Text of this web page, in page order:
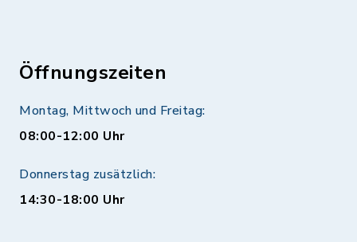
Öffnungszeiten
Montag, Mittwoch und Freitag:
08:00-12:00 Uhr
Donnerstag zusätzlich:
14:30-18:00 Uhr